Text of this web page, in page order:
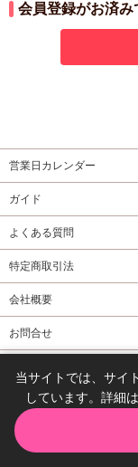
会員登録がお済み
営業日カレンダー
ガイド
よくある質問
特定商取引法
会社概要
お問合せ
当サイトでは、サイ
しています。詳細は